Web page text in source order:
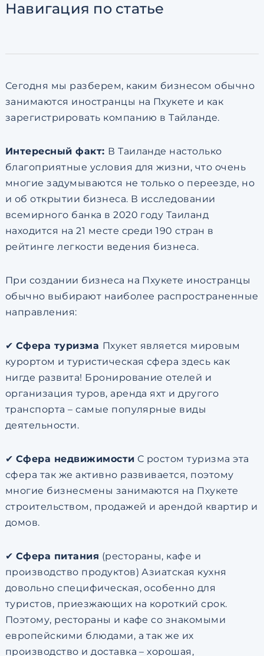
Навигация по статье
Сегодня мы разберем, каким бизнесом обычно
занимаются иностранцы на Пхукете и как
зарегистрировать компанию в Тайланде.
Интересный факт: В Таиланде настолько
благоприятные условия для жизни, что очень
многие задумываются не только о переезде, но
и об открытии бизнеса. В исследовании
всемирного банка в 2020 году Таиланд
находится на 21 месте среди 190 стран в
рейтинге легкости ведения бизнеса.
При создании бизнеса на Пхукете иностранцы
обычно выбирают наиболее распространенные
направления:
✔ Сфера туризма Пхукет является мировым
курортом и туристическая сфера здесь как
нигде развита! Бронирование отелей и
организация туров, аренда яхт и другого
транспорта – самые популярные виды
деятельности.
✔ Сфера недвижимости С ростом туризма эта
сфера так же активно развивается, поэтому
многие бизнесмены занимаются на Пхукете
строительством, продажей и арендой квартир и
домов.
✔ Сфера питания (рестораны, кафе и
производство продуктов) Азиатская кухня
довольно специфическая, особенно для
туристов, приезжающих на короткий срок.
Поэтому, рестораны и кафе со знакомыми
европейскими блюдами, а так же их
производство и доставка – хорошая,
Согласен с